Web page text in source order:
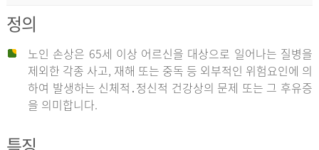
정의
노인 손상은 65세 이상 어르신을 대상으로 일어나는 질병을
제외한 각종 사고, 재해 또는 중독 등 외부적인 위험요인에 의
하여 발생하는 신체적․정신적 건강상의 문제 또는 그 후유증
을 의미합니다.